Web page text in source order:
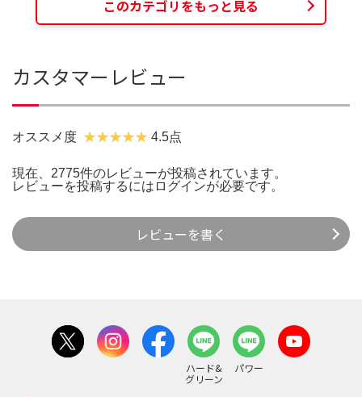
このカテゴリをもっと見る
カスタマーレビュー
オススメ度 4.5点
現在、2775件のレビューが投稿されています。
レビューを投稿するには ログインが必要です。
レビューを書く
ハード&
グリーン
パワー